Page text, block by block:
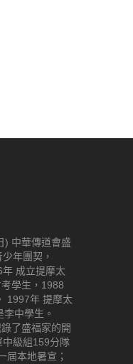
) 中華傳道會盛
年團契，
成立提摩太
學生，1988
1997年 提摩太
中學生。
了盛福家的開
級組159分隊
屆本地暑宣；